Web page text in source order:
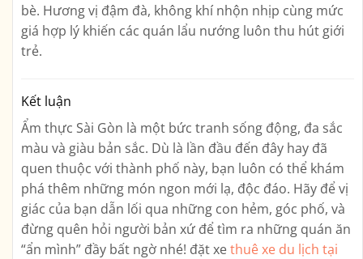
bè. Hương vị đậm đà, không khí nhộn nhịp cùng mức
giá hợp lý khiến các quán lẩu nướng luôn thu hút giới
trẻ.
Kết luận
Ẩm thực Sài Gòn là một bức tranh sống động, đa sắc
màu và giàu bản sắc. Dù là lần đầu đến đây hay đã
quen thuộc với thành phố này, bạn luôn có thể khám
phá thêm những món ngon mới lạ, độc đáo. Hãy để vị
giác của bạn dẫn lối qua những con hẻm, góc phố, và
đừng quên hỏi người bản xứ để tìm ra những quán ăn
“ẩn mình” đầy bất ngờ nhé! đặt xethuê xe du lịch tại